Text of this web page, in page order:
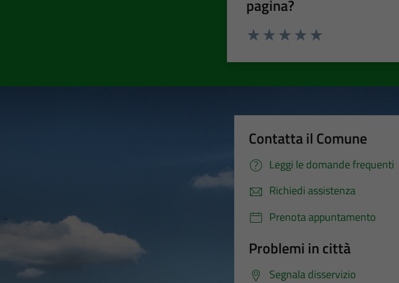
pagina?
Contatta il Comune
Leggi le domande frequenti
Richiedi assistenza
Prenota appuntamento
Problemi in città
Segnala disservizio